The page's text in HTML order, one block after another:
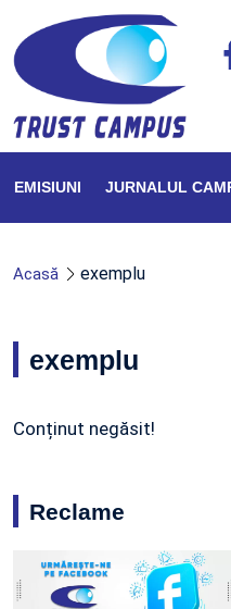
EMISIUNI JURNALUL
Acasă exemplu
exemplu
Conținut negăsit!
Reclame